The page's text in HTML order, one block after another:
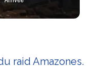
raid Amazones.